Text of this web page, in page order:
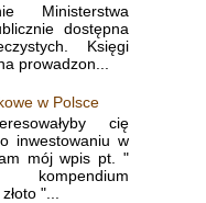
Ministerstwa
dostępna
Księgi
prowadzon...
w Polsce
cię
inwestowaniu w
mój wpis pt. "
"...